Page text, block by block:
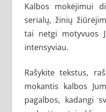
Kalbos mokėjimui
serialų, žinių
tai netgi motyvuos
intensyviau.
Rašykite tekstus,
mokantis kalbos
pagalbos, kadangi